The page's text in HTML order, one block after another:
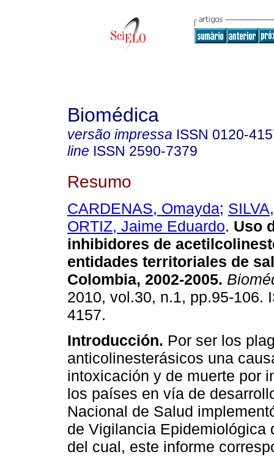
Biomédica
versão impressa ISSN 0120-
line ISSN 2590-7379
Resumo
CARDENAS, Omayda;
ORTIZ, Jaime Eduardo. Uso
inhibidores de
entidades territoriales de
Colombia, 2002-2005.
2010, vol.30, n.1, pp.95-106.
4157.
Introducción. Por ser los
anticolinesterásicos una
intoxicación y de muerte por
los países en vía de
Nacional de Salud
de Vigilancia Epidemiológica
del cual, este informe